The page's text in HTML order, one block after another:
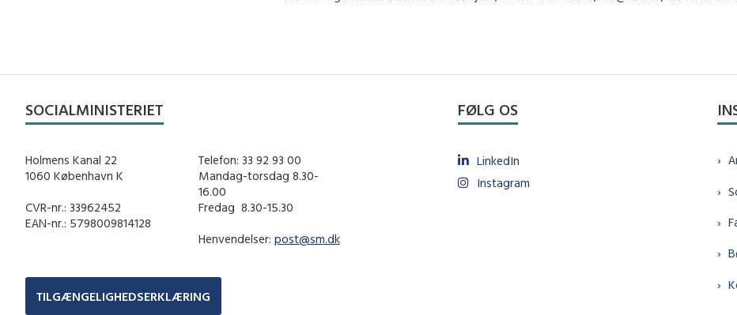
SOCIALMINISTERIET
Holmens Kanal 22
1060 København K
CVR-nr.: 33962452
EAN-nr.: 5798009814128
Telefon: 33 92 93 00
Mandag-torsdag 8.30-
16.00
Fredag ​ 8.30-15.30
Henvendelser: post@sm.dk
TILGÆNGELIGHEDSERKLÆRING
FØLG OS
LinkedIn
Instagram